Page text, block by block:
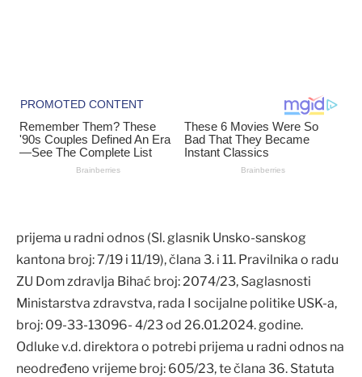
prijema u radni odnos (Sl. glasnik Unsko-sanskog
kantona broj: 7/19 i 11/19), člana 3. i 11. Pravilnika o radu
ZU Dom zdravlja Bihać broj: 2074/23, Saglasnosti
Ministarstva zdravstva, rada I socijalne politike USK-a,
broj: 09-33-13096- 4/23 od 26.01.2024. godine.
Odluke v.d. direktora o potrebi prijema u radni odnos na
neodređeno vrijeme broj: 605/23, te člana 36. Statuta